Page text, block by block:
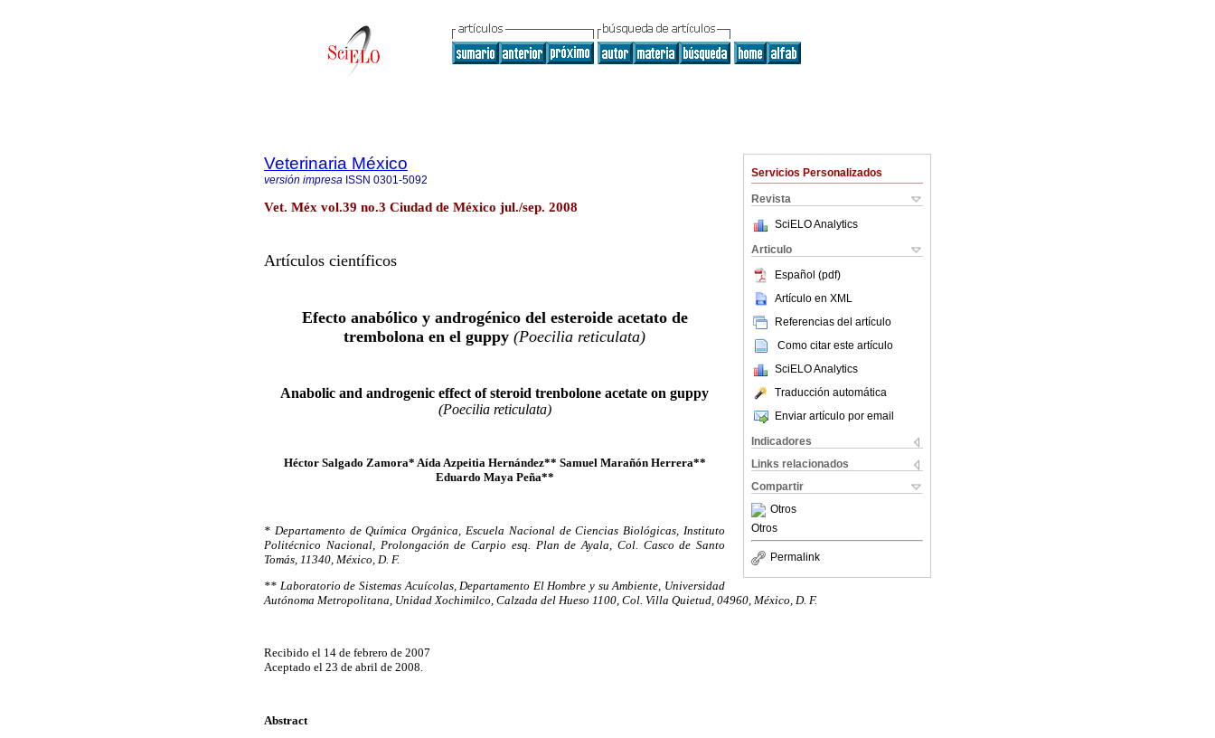
Servicios Personalizados
Revista
SciELO Analytics
Articulo
Español (pdf)
Artículo en XML
Referencias del artículo
Como citar este artículo
SciELO Analytics
Traducción automática
Enviar artículo por email
Indicadores
Links relacionados
Compartir
Otros
Otros
Permalink
Veterinaria México
versión impresa ISSN 0301-5092
Vet. Méx vol.39 no.3 Ciudad de México jul./sep. 2008
Artículos científicos
Efecto anabólico y androgénico del esteroide acetato de
trembolona en el guppy (Poecilia reticulata)
Anabolic and androgenic effect of steroid trenbolone acetate on guppy
(Poecilia reticulata)
Héctor Salgado Zamora* Aída Azpeitia Hernández** Samuel Marañón Herrera**
Eduardo Maya Peña**
* Departamento de Química Orgánica, Escuela Nacional de Ciencias Biológicas, Instituto
Politécnico Nacional, Prolongación de Carpio esq. Plan de Ayala, Col. Casco de Santo
Tomás, 11340, México, D. F.
** Laboratorio de Sistemas Acuícolas, Departamento El Hombre y su Ambiente, Universidad
Autónoma Metropolitana, Unidad Xochimilco, Calzada del Hueso 1100, Col. Villa Quietud, 04960, México, D. F.
Recibido el 14 de febrero de 2007
Aceptado el 23 de abril de 2008.
Abstract